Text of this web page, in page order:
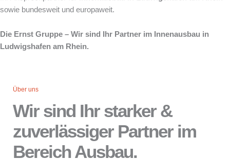
sowie bundesweit und europaweit.
Die Ernst Gruppe – Wir sind Ihr Partner im Innenausbau in
Ludwigshafen am Rhein.
Über uns
Wir sind Ihr starker &
zuverlässiger Partner im
Bereich Ausbau.